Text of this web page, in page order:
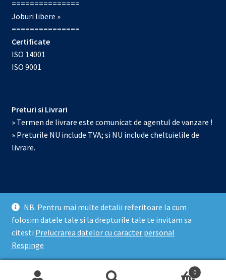
NB. Pentru mai multe detalii referitoare la cum
folosim datele tale si la drepturile tale te invitam sa
citesti Prelucrarea datelor cu caracter personal
Respinge
===============
Joburi libere »
===============
Certificate
ISO 14001
ISO 9001
Preturi si Livrari
» Termen de livrare este comunicat de agentul de vanzare !
» Preturile NU include TVA; si NU include cheltuielile de
livrare.
© Echipamente de laborator 2026
Prelucrarea datelor cu caracter personal
Construit cu
WooCommerce.
0